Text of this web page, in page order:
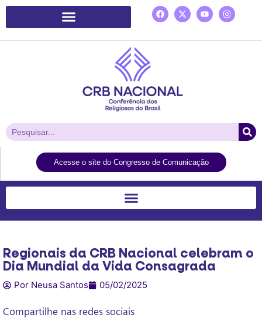
Acesse o site do Congresso de Comunicação
Regionais da CRB Nacional celebram o
Dia Mundial da Vida Consagrada
Por Neusa Santos 05/02/2025
Compartilhe nas redes sociais